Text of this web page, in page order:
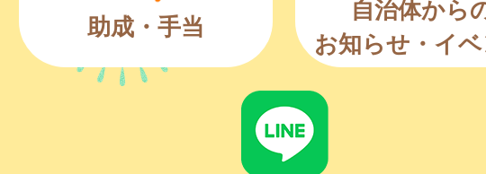
助成・手当
自治体から
お知らせ・イ